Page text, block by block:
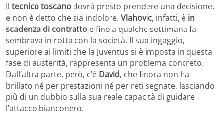
Il tecnico toscano dovrà presto prendere una decisione,
e non è detto che sia indolore. Vlahovic, infatti, è in
scadenza di contratto e fino a qualche settimana fa
sembrava in rotta con la società. Il suo ingaggio,
superiore ai limiti che la Juventus si è imposta in questa
fase di austerità, rappresenta un problema concreto.
Dall’altra parte, però, c’è David, che finora non ha
brillato né per prestazioni né per reti segnate, lasciando
più di un dubbio sulla sua reale capacità di guidare
l’attacco bianconero.